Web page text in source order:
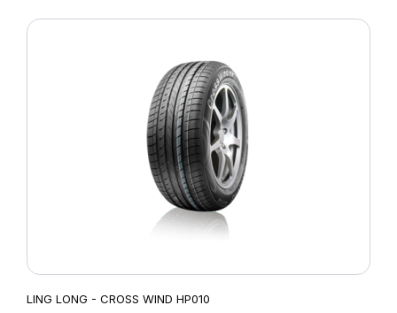
4X4 HP
LING LONG - CROSS WIND HP010